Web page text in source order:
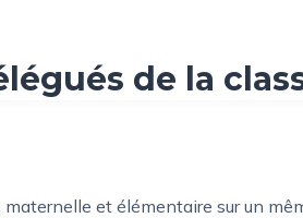
de la
maternelle et élémentaire sur un